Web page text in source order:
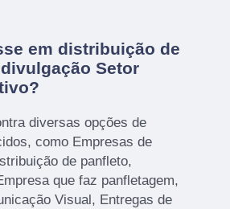
em distribuição de
Setor
diversas opções de
como Empresas de
de panfleto,
que faz panfletagem,
Visual, Entregas de